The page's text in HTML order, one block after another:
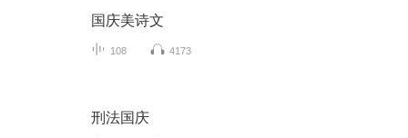
国庆美诗文
108 4173
刑法国庆